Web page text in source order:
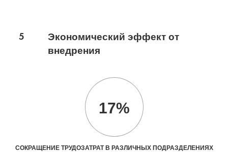
5
Экономический эффект от
внедрения
17%
СОКРАЩЕНИЕ ТРУДОЗАТРАТ В РАЗЛИЧНЫХ ПОДРАЗДЕЛЕНИЯХ